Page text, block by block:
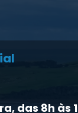
das 8h às